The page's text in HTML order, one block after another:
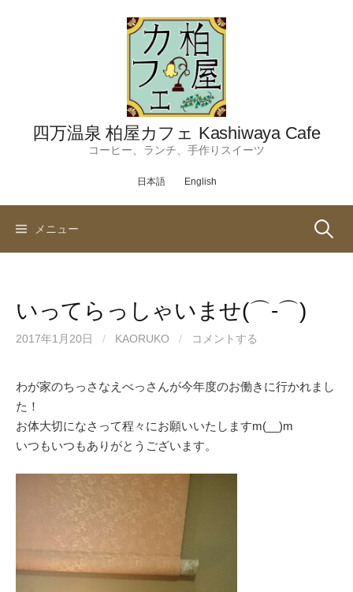
四万温泉 柏屋カフェ Kashiwaya Cafe
コーヒー、ランチ、手作りスイーツ
日本語 English
メニュー 検
いってらっしゃいませ(⌒‐⌒)
2017年1月20日 / KAORUKO / コメントする
わが家のちっさなえべっさんが今年度のお働きに行かれまし
た！
お体大切になさって程々にお願いいたしますm(__)m
いつもいつもありがとうございます。